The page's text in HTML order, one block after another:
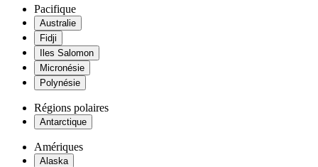
Pacifique
Australie
Fidji
Iles Salomon
Micronésie
Polynésie
Régions polaires
Antarctique
Amériques
Alaska